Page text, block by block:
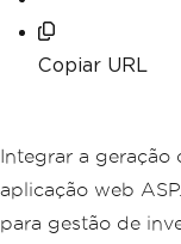
Copiar URL
Integrar a geração
aplicação web
para gestão de